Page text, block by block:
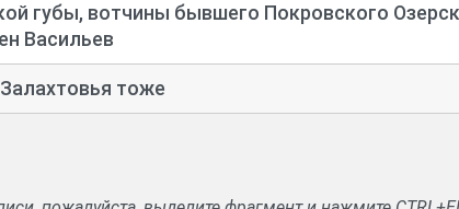
губы, вотчины бывшего Покровского
Васильев
Залахтовья тоже